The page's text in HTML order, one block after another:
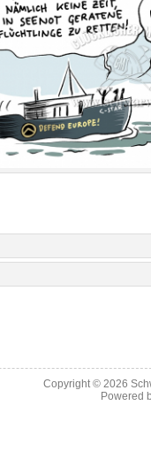
Copyright © 2026
Powered